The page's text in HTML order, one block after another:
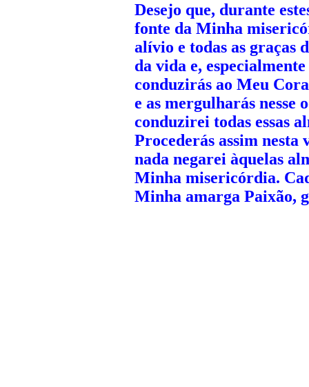
Desejo que, durante
fonte da Minha
alívio e todas as graças
da vida e,
conduzirás ao Meu
e as mergulharás
conduzirei todas essas
Procederás assim
nada negarei àquelas
Minha misericórdia.
Minha amarga Paixão,